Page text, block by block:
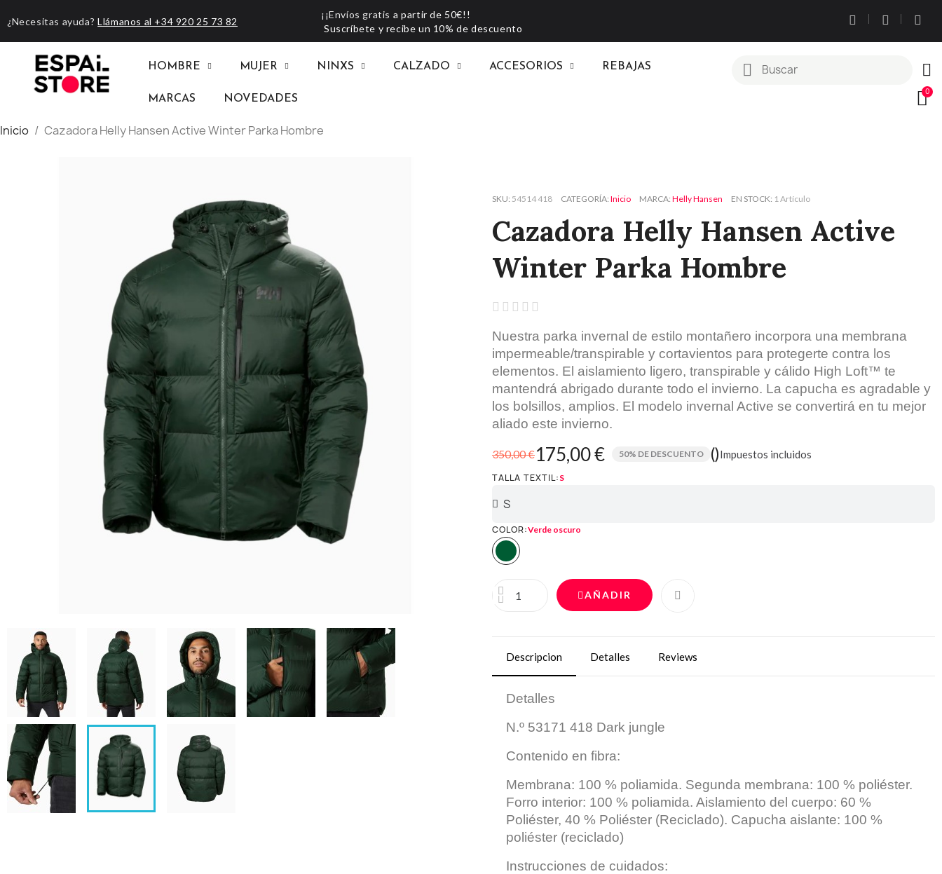
¿Necesitas ayuda? Llámanos al +34 920 25 73 82
¡¡Envíos gratis a partir de 50€!!
Suscríbete y recibe un 10% de descuento
HOMBRE MUJER NINXS CALZADO ACCESORIOS REBAJAS
MARCAS NOVEDADES
Inicio Cazadora Helly Hansen Active Winter Parka Hombre
SKU 54514 418 CATEGORÍA Inicio MARCA Helly Hansen EN STOCK 1 Artículo
Cazadora Helly Hansen Active
Winter Parka Hombre
    
Nuestra parka invernal de estilo montañero incorpora una membrana
impermeable/transpirable y cortavientos para protegerte contra los
elementos. El aislamiento ligero, transpirable y cálido High Loft™ te
mantendrá abrigado durante todo el invierno. La capucha es agradable y
los bolsillos, amplios. El modelo invernal Active se convertirá en tu mejor
aliado este invierno.
350,00 €175,00 € 50% DE DESCUENTO ()Impuestos incluidos
TALLA TEXTIL S
COLOR Verde oscuro
AÑADIR
Descripcion Detalles Reviews
Detalles
N.º 53171 418 Dark jungle
Contenido en fibra:
Membrana: 100 % poliamida. Segunda membrana: 100 % poliéster.
Forro interior: 100 % poliamida. Aislamiento del cuerpo: 60 %
Poliéster, 40 % Poliéster (Reciclado). Capucha aislante: 100 %
poliéster (reciclado)
Instrucciones de cuidados: